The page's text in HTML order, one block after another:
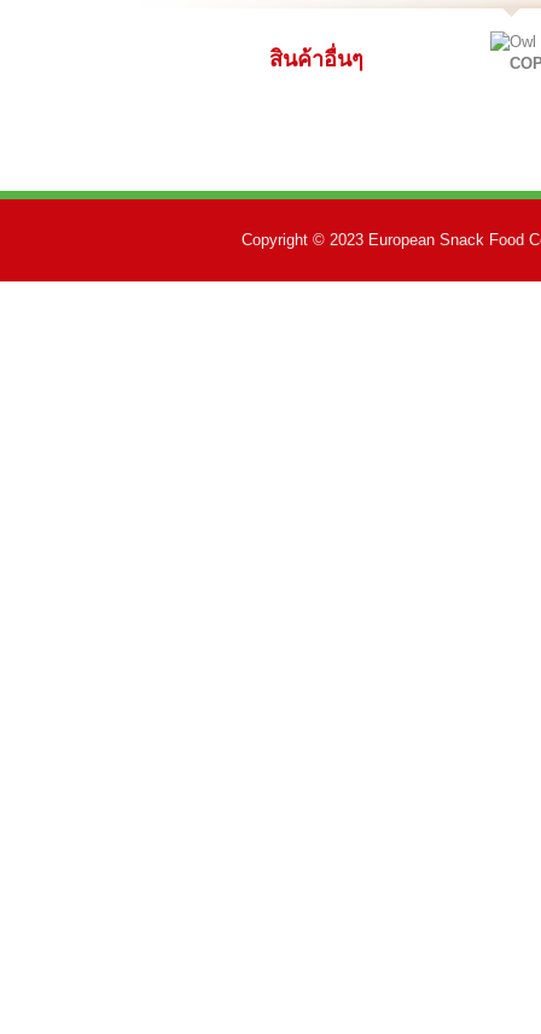
สินค้าอื่นๆ
Copyright © 2023 European Snack Food